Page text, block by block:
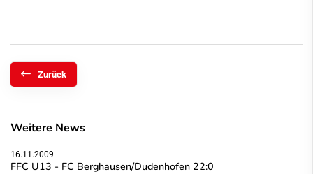
Zurück
Weitere News
16.11.2009
FFC U13 - FC Berghausen/Dudenhofen 22:0